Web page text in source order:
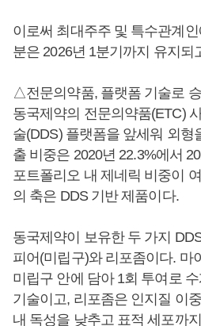
이로써 최대주주 및 특수관계
분은 2026년 1분기까지 유지되
△전문의약품, 플랫폼 기술로
동국제약의 전문의약품(ETC)
술(DDS) 플랫폼을 앞세워 외형
출 비중은 2020년 22.3%에서
포트폴리오 내 제네릭 비중이
의 축은 DDS 기반 제품이다.
동국제약이 보유한 두 가지
피어(미립구)와 리포좀이다. 마
미립구 안에 담아 1회 투여로
기술이고, 리포좀은 인지질 이
내 독성을 낮추고 표적 세포까